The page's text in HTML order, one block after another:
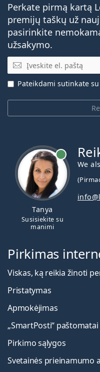
Perkate pirmą kartą
premijų taškų už
pasirinkite
užsakymo.
El. pašto adresas
Pateikdami sutinkate su
Tanya
Susisiekite su
manimi
We
Pirkimas
Viskas, ką reikia žinoti
Pristatymas
Apmokėjimas
„SmartPosti“ paštomatai
Pirkimo sąlygos
Svetainės prieinamumo